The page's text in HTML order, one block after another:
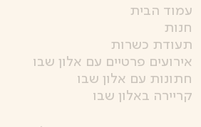
עמוד הבית
חנות
תעודת כשרות
אירועים פרטיים עם אלון שבו
חתונות עם אלון שבו
קריירה באלון שבו